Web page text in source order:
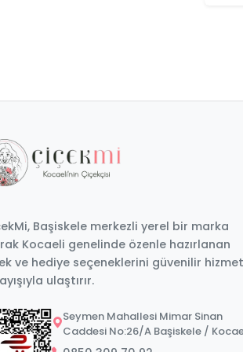
Başiskele merkezli yerel bir marka
Kocaeli genelinde özenle hazırlanan
ve hediye seçeneklerini güvenilir hizmet
ulaştırır.
Seymen Mahallesi Mimar Sinan
Caddesi No:26/A Başiskele /